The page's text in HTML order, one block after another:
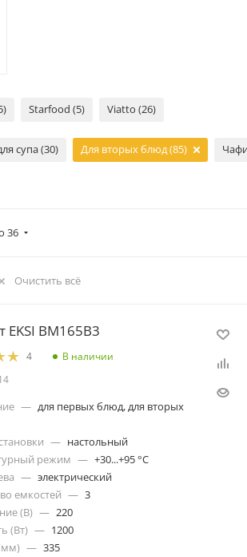
Starfood (5) Viatto (26)
супа (30) Для вторых блюд (85)
36
Очистить всё
BM165B3
4
В наличии
— для первых блюд, для вторых
— настольный
режим — +30...+95 °C
— электрический
емкостей — 3
(В) — 220
(Вт) — 1200
— 335